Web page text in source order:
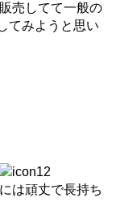
売してて一般の
てみようと思い
は頑丈で長持ち